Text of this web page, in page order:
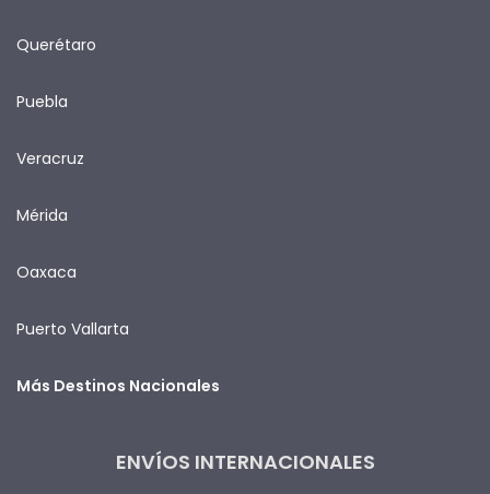
Querétaro
Puebla
Veracruz
Mérida
Oaxaca
Puerto Vallarta
Más Destinos Nacionales
ENVÍOS INTERNACIONALES